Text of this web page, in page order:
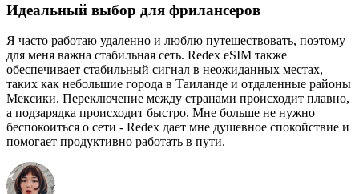
Идеальный выбор для фрилансеров
Я часто работаю удаленно и люблю путешествовать, поэтому
для меня важна стабильная сеть. Redex eSIM также
обеспечивает стабильный сигнал в неожиданных местах,
таких как небольшие города в Таиланде и отдаленные районы
Мексики. Переключение между странами происходит плавно,
а подзарядка происходит быстро. Мне больше не нужно
беспокоиться о сети - Redex дает мне душевное спокойствие и
помогает продуктивно работать в пути.